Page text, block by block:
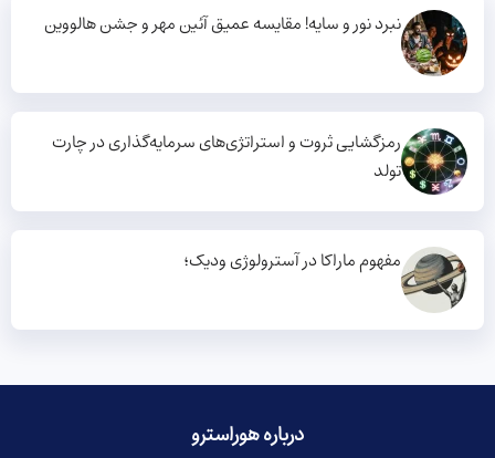
نبرد نور و سایه! مقایسه عمیق آئین مهر و جشن هالووین
رمزگشایی ثروت و استراتژی‌های سرمایه‌گذاری در چارت
تولد
مفهوم ماراکا در آسترولوژی ودیک؛
درباره هوراسترو​